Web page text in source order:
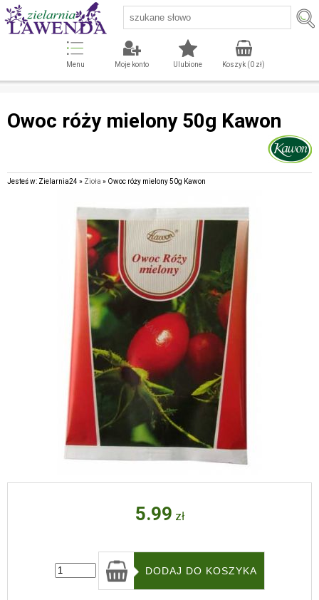
Menu Moje konto Ulubione Koszyk (0zł)
Owoc róży mielony 50g Kawon
Jesteś w: Zielarnia24 » Zioła » Owoc róży mielony 50g Kawon
5.99 zł